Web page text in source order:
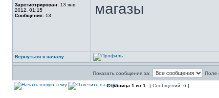
Зарегистрирован: 13 янв
2012, 01:15
Сообщения: 13
магазы
Вернуться к началу
Показать сообщения за: Поле
Страница 1 из 1 [ Сообщений: 6 ]